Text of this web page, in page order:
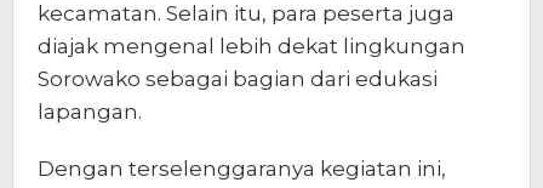
kecamatan. Selain itu, para peserta juga
diajak mengenal lebih dekat lingkungan
Sorowako sebagai bagian dari edukasi
lapangan.
Dengan terselenggaranya kegiatan ini,